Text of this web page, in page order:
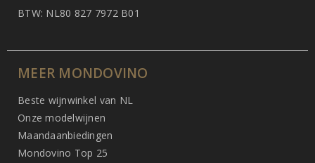
BTW: NL80 827 7972 B01
MEER MONDOVINO
Beste wijnwinkel van NL
Onze modelwijnen
Maandaanbiedingen
Mondovino Top 25